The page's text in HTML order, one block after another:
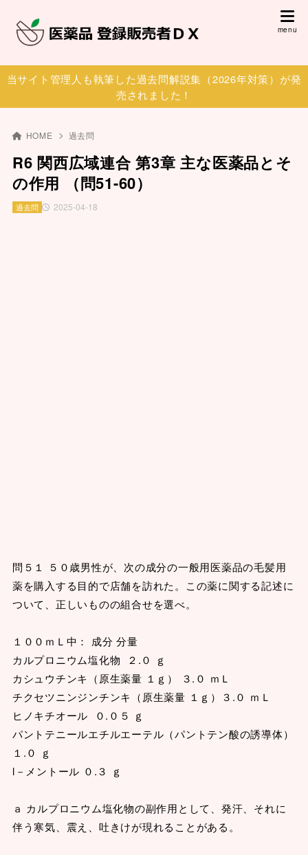
当サイト管理人も執筆した過去問解説集（2026年対策）が発
売されました！
HOME 過去問
R6 関西広域連合 第3章 主な医薬品とそ
の作用 （問51-60）
2025-04-18
過去問
問５１ ５０歳男性が、次の成分の一般用医薬品の毛髪用
薬を購入する目的で店舗を訪れた。この薬に関する記述に
ついて、正しいものの組合せを選べ。
１００ｍＬ中： 成分 分量
カルプロニウム塩化物 ２.０ ｇ
カシュウチンキ（原生薬量 １ｇ） ３.０ ｍＬ
チクセツニンジンチンキ（原生薬量 １ｇ）３.０ ｍＬ
ヒノキチオール ０.０５ ｇ
パントテニールエチルエーテル（パントテン酸の誘導体）
１.０ ｇ
l－メントール ０.３ ｇ
ａ カルプロニウム塩化物の副作用として、発汗、それに
伴う寒気、震え、吐きけが現れることがある。